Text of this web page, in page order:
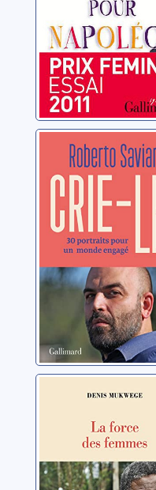
Crie-le !: 30
portraits pour
monde
Saviano, Roberto
La force des
dans la
résilience pour
réparer le
Mukwege, Denis